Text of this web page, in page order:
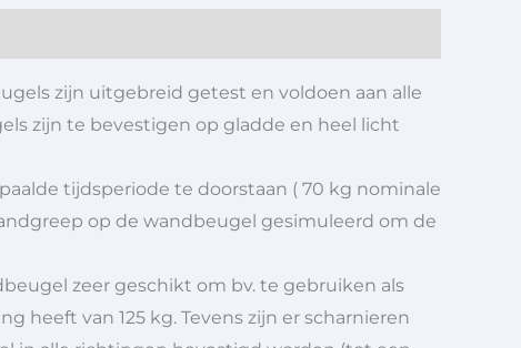
zijn uitgebreid getest en voldoen aan alle
zijn te bevestigen op gladde en heel licht
tijdsperiode te doorstaan ( 70 kg nominale
op de wandbeugel gesimuleerd om de
zeer geschikt om bv. te gebruiken als
heeft van 125 kg. Tevens zijn er scharnieren